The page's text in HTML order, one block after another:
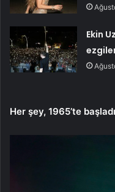
Ekin
Her şey, 1965’te